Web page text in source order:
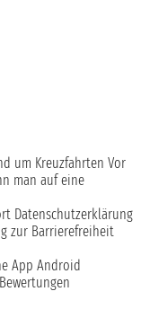
um Kreuzfahrten Vor
man auf eine
Datenschutzerklärung
zur Barrierefreiheit
App Android